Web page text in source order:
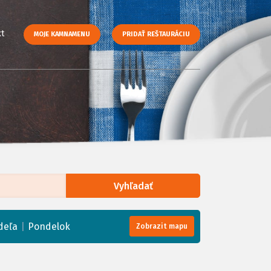
MOJE KAMNAMENU PRIDAŤ REŠTAURÁCIU
Vyhľadať
Pondelok Zobrazit mapu